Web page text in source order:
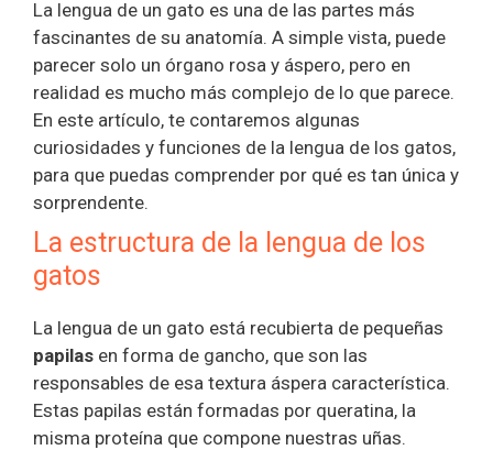
La lengua de un gato es una de las partes más
fascinantes de su anatomía. A simple vista, puede
parecer solo un órgano rosa y áspero, pero en
realidad es mucho más complejo de lo que parece.
En este artículo, te contaremos algunas
curiosidades y funciones de la lengua de los gatos,
para que puedas comprender por qué es tan única y
sorprendente.
La estructura de la lengua de los
gatos
La lengua de un gato está recubierta de pequeñas
papilas en forma de gancho, que son las
responsables de esa textura áspera característica.
Estas papilas están formadas por queratina, la
misma proteína que compone nuestras uñas.